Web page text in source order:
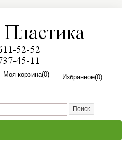
Моя корзина(0) Избранное(0)